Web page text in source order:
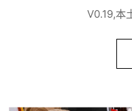
V0.19,本